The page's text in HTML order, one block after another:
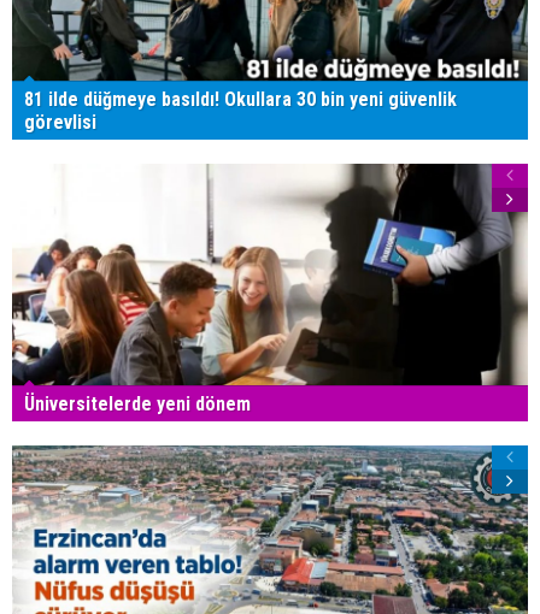
81 ilde düğmeye basıldı! Okullara 30 bin yeni güvenlik
görevlisi
Üniversitelerde yeni dönem